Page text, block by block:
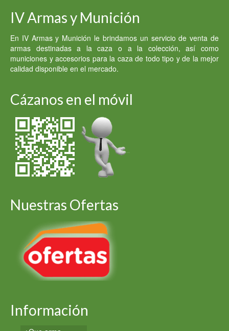
IV Armas y Munición
En IV Armas y Munición le brindamos un servicio de venta de
armas destinadas a la caza o a la colección, así como
municiones y accesorios para la caza de todo tipo y de la mejor
calidad disponible en el mercado.
Cázanos en el móvil
Nuestras Ofertas
Información